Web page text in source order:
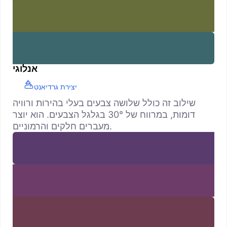
אנלוגי
יצירת גרדיאנט
שילוב זה כולל שלושה צבעים בעלי בהירות ורוויה
דומות, במרווח של 30° בגלגל הצבעים. הוא יוצר
מעברים חלקים והרמוניים.